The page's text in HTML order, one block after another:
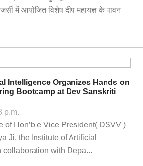
में आयोजित विशेष दीप महायज्ञ के पावन
Intelligence Organizes Hands-on
Bootcamp at Dev Sanskriti
p.m.
of Hon’ble Vice President( DSVV )
Ji, the Institute of Artificial
collaboration with Depa...